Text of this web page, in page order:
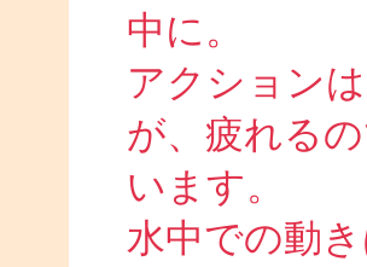
中に。
アクション
が、疲れる
います。
水中での動